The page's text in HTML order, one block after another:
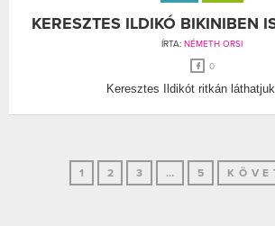
KERESZTES ILDIKÓ BIKINIBEN
ÍRTA: NÉMETH ORSI
0
Keresztes Ildikót ritkán
1 2 3 … 5